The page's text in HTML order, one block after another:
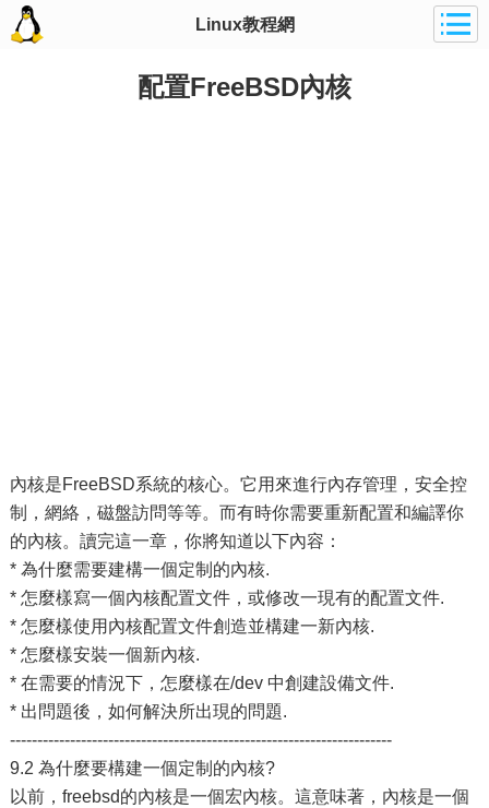
Linux教程網
配置FreeBSD內核
內核是FreeBSD系統的核心。它用來進行內存管理，安全控
制，網絡，磁盤訪問等等。而有時你需要重新配置和編譯你
的內核。讀完這一章，你將知道以下內容：
* 為什麼需要建構一個定制的內核.
* 怎麼樣寫一個內核配置文件，或修改一現有的配置文件.
* 怎麼樣使用內核配置文件創造並構建一新內核.
* 怎麼樣安裝一個新內核.
* 在需要的情況下，怎麼樣在/dev 中創建設備文件.
* 出問題後，如何解決所出現的問題.
----------------------------------------------------------------------
9.2 為什麼要構建一個定制的內核?
以前，freebsd的內核是一個宏內核。這意味著，內核是一個